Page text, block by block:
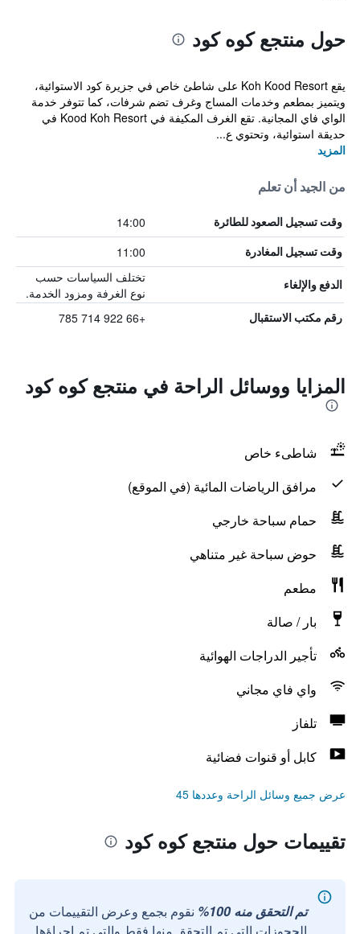
حول منتجع كوه كود
يقع Koh Kood Resort على شاطئ خاص في جزيرة كود الاستوائية،
ويتميز بمطعم وخدمات المساج وغرف تضم شرفات، كما تتوفر خدمة
الواي فاي المجانية. تقع الغرف المكيفة في Kood Koh Resort في
حديقة استوائية، وتحتوي ع...
المزيد
من الجيد أن تعلم
وقت تسجيل الصعود للطائرة 14:00
وقت تسجيل المغادرة 11:00
الدفع والإلغاء
تختلف السياسات حسب
نوع الغرفة ومزود الخدمة.
رقم مكتب الاستقبال +66 922 714 785
المزايا ووسائل الراحة في منتجع كوه كود
شاطىء خاص
مرافق الرياضات المائية (في الموقع)
حمام سباحة خارجي
حوض سباحة غير متناهي
مطعم
بار / صالة
تأجير الدراجات الهوائية
واي فاي مجاني
تلفاز
كابل أو قنوات فضائية
عرض جميع وسائل الراحة وعددها 45
تقييمات حول منتجع كوه كود
تم التحقق منه 100%
نقوم بجمع وعرض التقييمات من